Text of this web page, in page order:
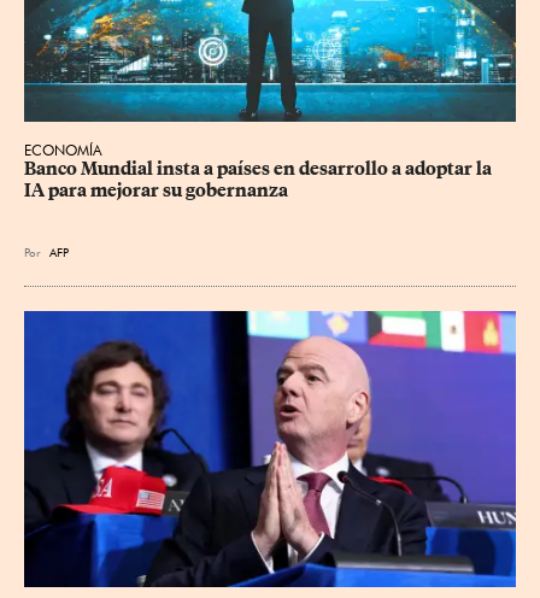
ECONOMÍA
Banco Mundial insta a países en desarrollo a adoptar la
IA para mejorar su gobernanza
Por AFP